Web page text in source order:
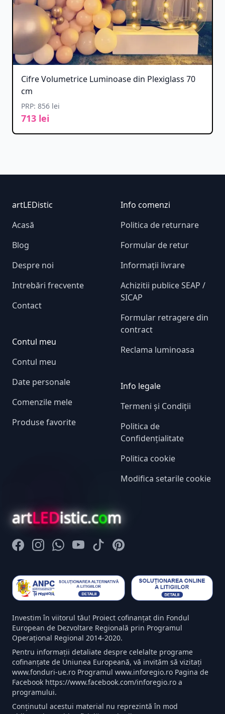
Cifre Volumetrice Luminoase din Plexiglass 70
cm
PRP: 856 lei
713 lei
Footer
artLEDistic
Acasă
Blog
Despre noi
Intrebări frecvente
Contact
Contul meu
Contul meu
Date personale
Comenzile mele
Produse favorite
Info comenzi
Politica de returnare
Formular de retur
Informații livrare
Achizitii publice SEAP /
SICAP
Formular retragere din
contract
Reclama luminoasa
Info legale
Termeni și Condiții
Politica de
Confidențialitate
Politica cookie
Modifica setarile cookie
artLEDistic.com
FacebookInstagramWhatsappYoutubeTiktokPinterest
Investim în viitorul tău! Proiect cofinanțat din Fondul
European de Dezvoltare Regională prin Programul
Operațional Regional 2014-2020.
Pentru informații detaliate despre celelalte programe
cofinanțate de Uniunea Europeană, vă invităm să vizitați
www.fonduri-ue.ro Programul www.inforegio.ro Pagina de
Facebook https://www.facebook.com/inforegio.ro a
programului.
Conținutul acestui material nu reprezintă în mod